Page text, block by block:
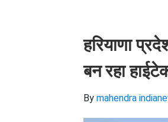
हरियाणा
बन रहा
By mahendra